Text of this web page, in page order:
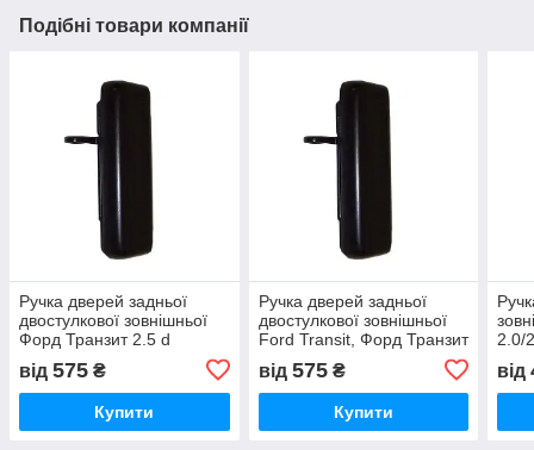
Подібні товари компанії
Ручка дверей задньої
двостулкової зовнішньої
Форд Транзит 2.5 d
дизель/2.0 бензин 1986-
2000,
86VBV43400AE/6948745
від 575 ₴
Купити
Ручка дверей задньої
двостулкової зовнішньої
Ford Transit, Форд Транзит
86VBV43400AE / 6948745
від 575₴
Купити
2.0/
від